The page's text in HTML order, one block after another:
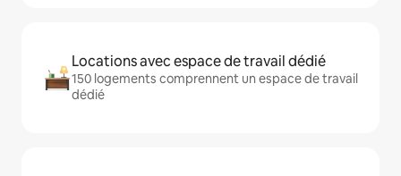
Locations avec espace de travail dédié
150 logements comprennent un espace de travail
dédié